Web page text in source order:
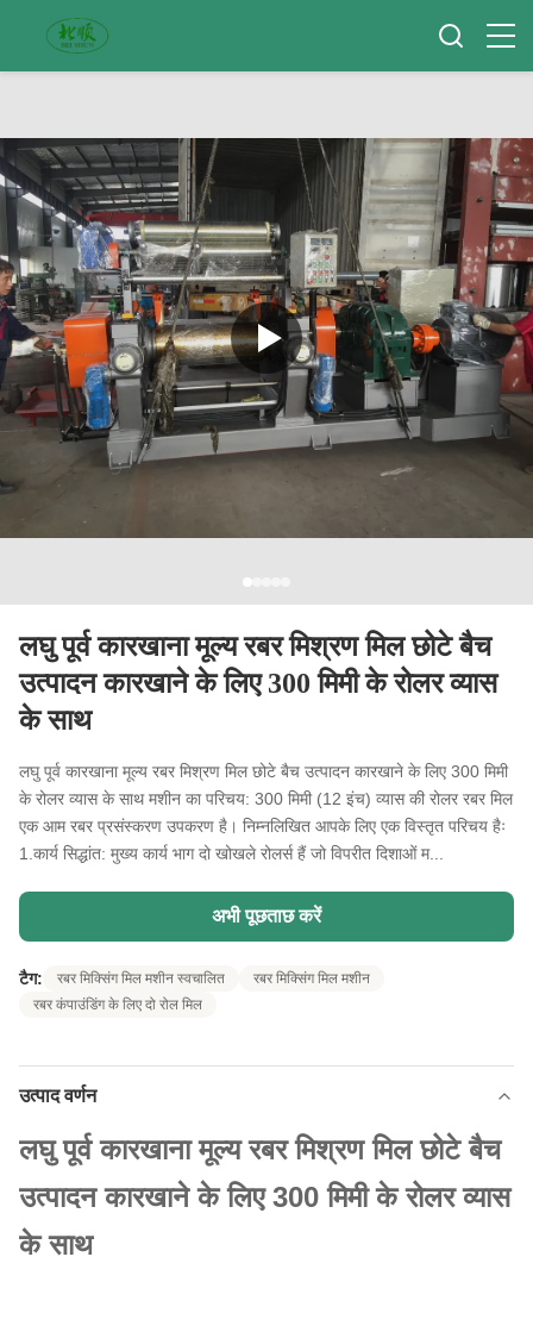
लघु पूर्व कारखाना मूल्य रबर मिश्रण मिल छोटे बैच
उत्पादन कारखाने के लिए 300 मिमी के रोलर व्यास
के साथ
लघु पूर्व कारखाना मूल्य रबर मिश्रण मिल छोटे बैच उत्पादन कारखाने के लिए 300 मिमी
के रोलर व्यास के साथ मशीन का परिचय: 300 मिमी (12 इंच) व्यास की रोलर रबर मिल
एक आम रबर प्रसंस्करण उपकरण है। निम्नलिखित आपके लिए एक विस्तृत परिचय हैः
1.कार्य सिद्धांत: मुख्य कार्य भाग दो खोखले रोलर्स हैं जो विपरीत दिशाओं म...
अभी पूछताछ करें
टैग: रबर मिक्सिंग मिल मशीन स्वचालित
रबर मिक्सिंग मिल मशीन
रबर कंपाउंडिंग के लिए दो रोल मिल
उत्पाद वर्णन
लघु पूर्व कारखाना मूल्य रबर मिश्रण मिल छोटे बैच
उत्पादन कारखाने के लिए 300 मिमी के रोलर व्यास
के साथ